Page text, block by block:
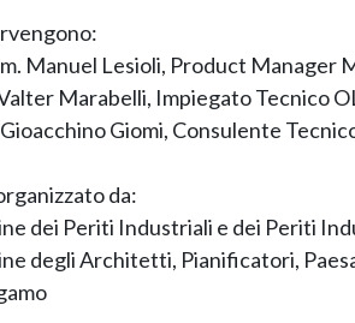
Manuel Lesioli, Product Manager
Marabelli, Impiegato Tecnico
Giomi, Consulente
da:
dei Periti Industriali e dei Periti
degli Architetti, Pianificatori,